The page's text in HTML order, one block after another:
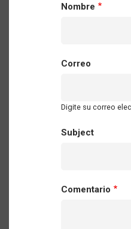
Nombre
Correo
Digite su correo
Subject
Comentario